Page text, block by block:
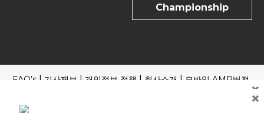
Championship
FAQ’s 기사제보 개인정보 정책 회사소개 모바일 AMP버전 ×
×